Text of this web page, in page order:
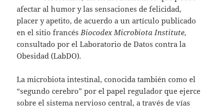
afectar al humor y las sensaciones de felicidad,
placer y apetito, de acuerdo a un artículo publicado
en el sitio francés Biocodex Microbiota Institute,
consultado por el Laboratorio de Datos contra la
Obesidad (LabDO).
La microbiota intestinal, conocida también como el
“segundo cerebro” por el papel regulador que ejerce
sobre el sistema nervioso central, a través de vías